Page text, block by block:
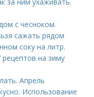
с чесноком.
сажать рядом
соку на литр.
на зиму
Апрель
Использование